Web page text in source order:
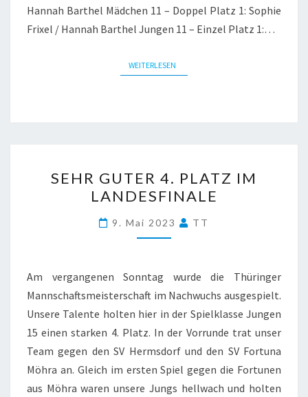
Hannah Barthel Mädchen 11 – Doppel Platz 1: Sophie
Frixel / Hannah Barthel Jungen 11 – Einzel Platz 1:…
WEITERLESEN
GUTER
4.
PLATZ
IM
SEHR GUTER 4. PLATZ IM
LANDESFINALE
9. Mai 2023 TT
Am vergangenen Sonntag wurde die Thüringer
Mannschaftsmeisterschaft im Nachwuchs ausgespielt.
Unsere Talente holten hier in der Spielklasse Jungen
15 einen starken 4. Platz. In der Vorrunde trat unser
Team gegen den SV Hermsdorf und den SV Fortuna
Möhra an. Gleich im ersten Spiel gegen die Fortunen
aus Möhra waren unsere Jungs hellwach und holten